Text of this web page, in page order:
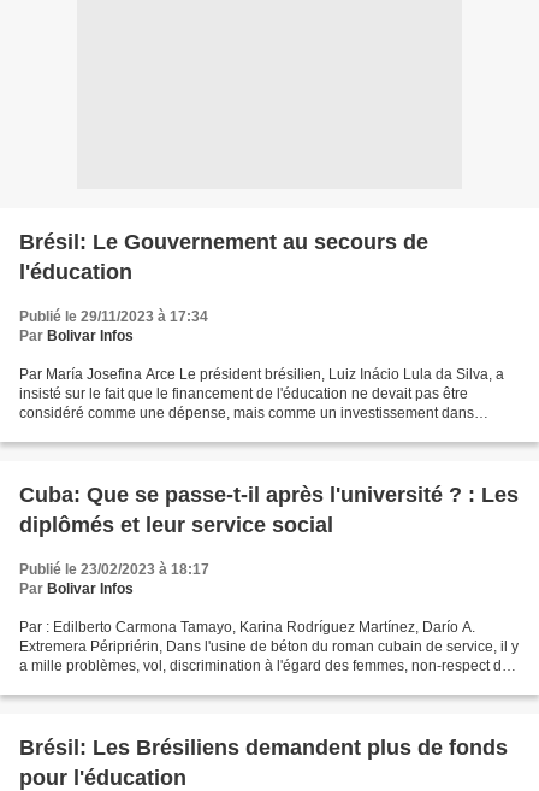
Brésil: Le Gouvernement au secours de
l'éducation
Publié le 29/11/2023 à 17:34
Par Bolivar Infos
Par María Josefina Arce Le président brésilien, Luiz Inácio Lula da Silva, a
insisté sur le fait que le financement de l'éducation ne devait pas être
considéré comme une dépense, mais comme un investissement dans
Cuba: Que se passe-t-il après l'université ? : Les
diplômés et leur service social
Publié le 23/02/2023 à 18:17
Par Bolivar Infos
Par : Edilberto Carmona Tamayo, Karina Rodríguez Martínez, Darío A.
Extremera Péripriérin, Dans l'usine de béton du roman cubain de service, il y
a mille problèmes, vol, discrimination à l'égard des femmes, non-respect des
Brésil: Les Brésiliens demandent plus de fonds
pour l'éducation